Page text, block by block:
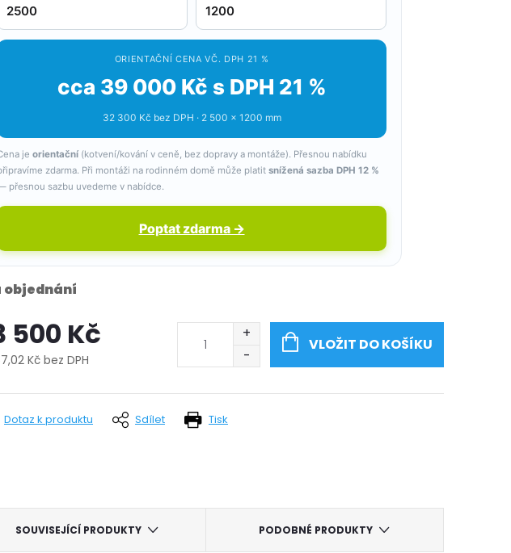
ORIENTAČNÍ CENA VČ. DPH 21 %
cca 39 000 Kč s DPH 21 %
32 300 Kč bez DPH · 2 500 × 1200 mm
je orientační (kotvení/kování v ceně, bez dopravy a montáže). Přesnou nabídku
zdarma. Při montáži na rodinném domě může platit snížená sazba DPH 12 %
přesnou sazbu uvedeme v nabídce.
Poptat zdarma →
objednání
500 Kč
Kč bez DPH
VLOŽIT DO KOŠÍKU
Tisk
Dotaz k produktu Sdílet
SOUVISEJÍCÍ PRODUKTY PODOBNÉ PRODUKTY